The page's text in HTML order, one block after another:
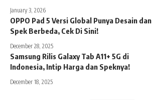
January 3, 2026
OPPO Pad 5 Versi Global Punya Desain dan
Spek Berbeda, Cek Di Sini!
December 28, 2025
Samsung Rilis Galaxy Tab A11+ 5G di
Indonesia, Intip Harga dan Speknya!
December 18, 2025